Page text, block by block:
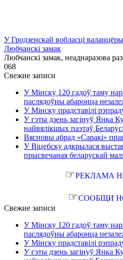
У Гродзенскай вобласці
Любчанскі замак
Любчанскі замак, неаднаразова
068
Свежие записи
У Мінску 120 гадоў таму
паслядоўны абаронца
У Мінску прадставілі
У гэты дзень загінуў Янка
найвялікшых паэтаў Беларусі
Вясновы абрад «Саракі»
У Віцебску адкрылася
прысвечаная беларускай
☞РЕКЛАМА
☞СООБЩИ
Свежие записи
У Мінску 120 гадоў таму
паслядоўны абаронца
У Мінску прадставілі
У гэты дзень загінуў Янка